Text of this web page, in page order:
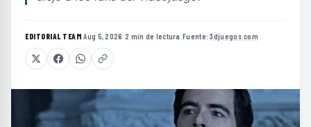
EDITORIAL TEAM·Aug 5, 2026 ·2 min de lectura ·Fuente:3djuegos.com